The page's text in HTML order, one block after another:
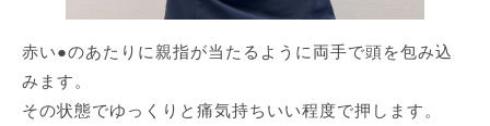
赤い●のあたりに親指が当たるように両手で頭を包み込
みます。
その状態でゆっくりと痛気持ちいい程度で押します。